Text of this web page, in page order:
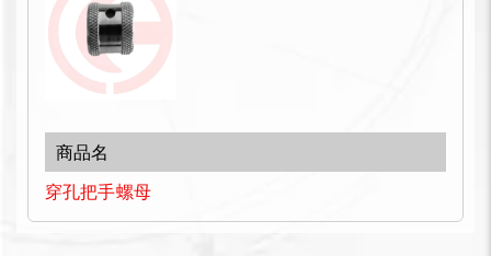
穿孔把手螺母